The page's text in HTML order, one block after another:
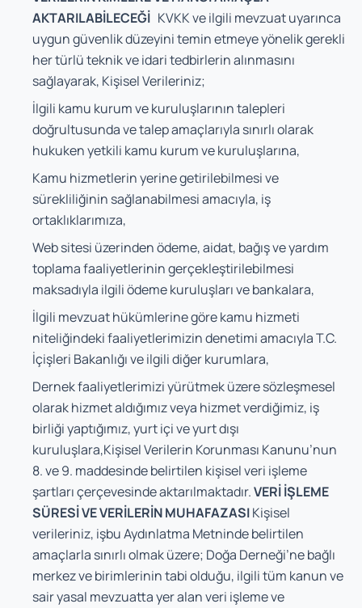
AKTARILABİLECEĞİ KVKK ve ilgili mevzuat uyarınca
uygun güvenlik düzeyini temin etmeye yönelik gerekli
her türlü teknik ve idari tedbirlerin alınmasını
sağlayarak, Kişisel Verileriniz;
İlgili kamu kurum ve kuruluşlarının talepleri
doğrultusunda ve talep amaçlarıyla sınırlı olarak
hukuken yetkili kamu kurum ve kuruluşlarına,
Kamu hizmetlerin yerine getirilebilmesi ve
sürekliliğinin sağlanabilmesi amacıyla, iş
ortaklıklarımıza,
Web sitesi üzerinden ödeme, aidat, bağış ve yardım
toplama faaliyetlerinin gerçekleştirilebilmesi
maksadıyla ilgili ödeme kuruluşları ve bankalara,
İlgili mevzuat hükümlerine göre kamu hizmeti
niteliğindeki faaliyetlerimizin denetimi amacıyla T.C.
İçişleri Bakanlığı ve ilgili diğer kurumlara,
Dernek faaliyetlerimizi yürütmek üzere sözleşmesel
olarak hizmet aldığımız veya hizmet verdiğimiz, iş
birliği yaptığımız, yurt içi ve yurt dışı
kuruluşlara,Kişisel Verilerin Korunması Kanunu’nun
8. ve 9. maddesinde belirtilen kişisel veri işleme
şartları çerçevesinde aktarılmaktadır.VERİ İŞLEME
SÜRESİ VE VERİLERİN MUHAFAZASIKişisel
verileriniz, işbu Aydınlatma Metninde belirtilen
amaçlarla sınırlı olmak üzere; Doğa Derneği’ne bağlı
merkez ve birimlerinin tabi olduğu, ilgili tüm kanun ve
sair yasal mevzuatta yer alan veri işleme ve